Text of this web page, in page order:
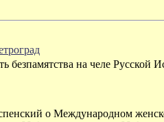
безпамятства на челе Русской
о Международном